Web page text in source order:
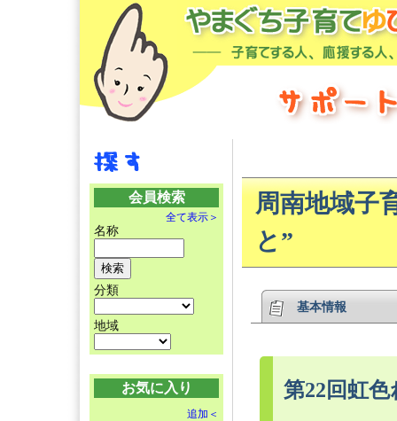
会員検索
全て表示＞
名称
分類
地域
お気に入り
追加＜
周南地域子
と”
基本情報
第22回虹